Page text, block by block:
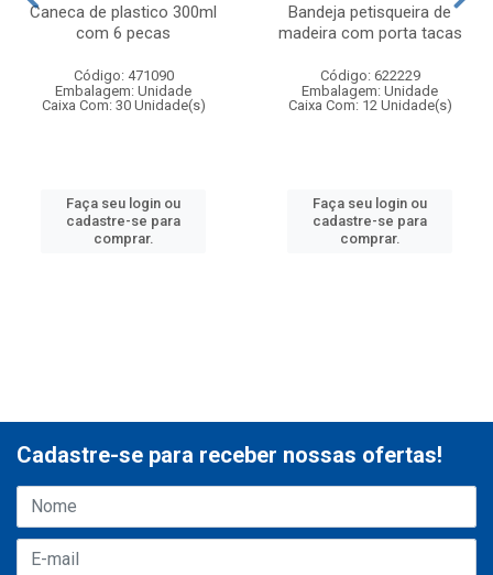
Caneca de plastico 300ml
com 6 pecas
Código: 471090
Embalagem: Unidade
Caixa Com: 30 Unidade(s)
Faça seu login ou
cadastre-se para
comprar.
Bandeja petisqueira de
madeira com porta tacas
Código: 622229
Embalagem: Unidade
Caixa Com: 12 Unidade(s)
Faça seu login ou
cadastre-se para
comprar.
Cadastre-se para receber nossas ofertas!